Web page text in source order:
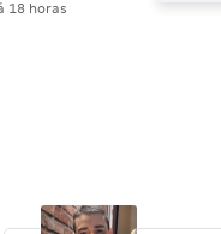
18 horas